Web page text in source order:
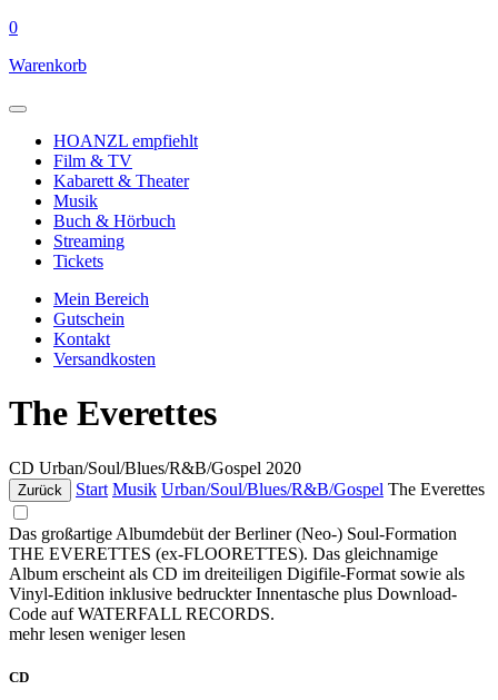
0
Warenkorb
HOANZL empfiehlt
Film & TV
Kabarett & Theater
Musik
Buch & Hörbuch
Streaming
Tickets
Mein Bereich
Gutschein
Kontakt
Versandkosten
The Everettes
CD Urban/Soul/Blues/R&B/Gospel 2020
Zurück Start Musik Urban/Soul/Blues/R&B/Gospel The Everettes
Das großartige Albumdebüt der Berliner (Neo-) Soul-Formation
THE EVERETTES (ex-FLOORETTES). Das gleichnamige
Album erscheint als CD im dreiteiligen Digifile-Format sowie als
Vinyl-Edition inklusive bedruckter Innentasche plus Download-
Code auf WATERFALL RECORDS.
mehr lesen weniger lesen
CD